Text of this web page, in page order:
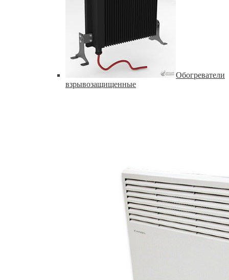
Обогреватели
взрывозащищенные